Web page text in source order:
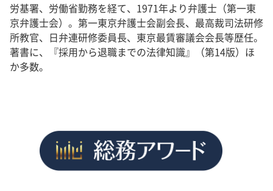
労基署、労働省勤務を経て、1971年より弁護士（第一東
京弁護士会）。第一東京弁護士会副会長、最高裁司法研修
所教官、日弁連研修委員長、東京最賃審議会会長等歴任。
著書に、『採用から退職までの法律知識』（第14版）ほ
か多数。